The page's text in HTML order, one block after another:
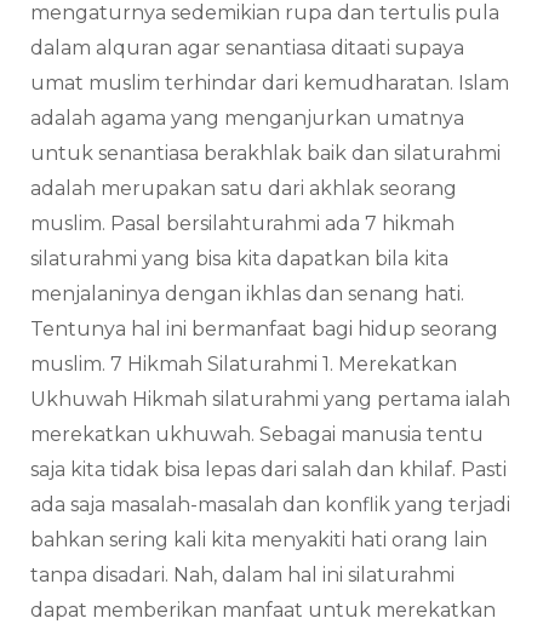
mengaturnya sedemikian rupa dan tertulis pula
dalam alquran agar senantiasa ditaati supaya
umat muslim terhindar dari kemudharatan. Islam
adalah agama yang menganjurkan umatnya
untuk senantiasa berakhlak baik dan silaturahmi
adalah merupakan satu dari akhlak seorang
muslim. Pasal bersilahturahmi ada 7 hikmah
silaturahmi yang bisa kita dapatkan bila kita
menjalaninya dengan ikhlas dan senang hati.
Tentunya hal ini bermanfaat bagi hidup seorang
muslim. 7 Hikmah Silaturahmi 1. Merekatkan
Ukhuwah Hikmah silaturahmi yang pertama ialah
merekatkan ukhuwah. Sebagai manusia tentu
saja kita tidak bisa lepas dari salah dan khilaf. Pasti
ada saja masalah-masalah dan konflik yang terjadi
bahkan sering kali kita menyakiti hati orang lain
tanpa disadari. Nah, dalam hal ini silaturahmi
dapat memberikan manfaat untuk merekatkan